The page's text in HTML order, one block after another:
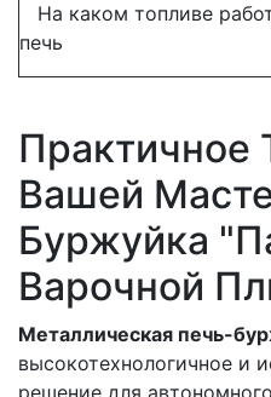
На каком топливе
печь
Практичное
Вашей
Буржуйка
Варочной
Металлическая печь-
высокотехнологичное и